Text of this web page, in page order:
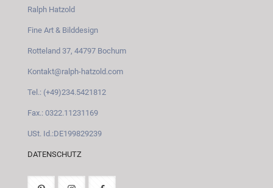
Ralph Hatzold
Fine Art & Bilddesign
Rotteland 37, 44797 Bochum
Kontakt@ralph-hatzold.com
Tel.: (+49)234.5421812
Fax.: 0322.11231169
USt. Id.:DE199829239
DATENSCHUTZ